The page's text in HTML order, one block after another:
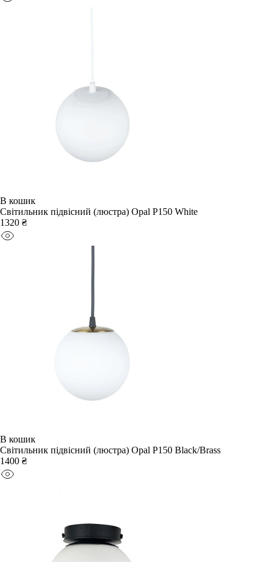
В кошик
Світильник підвісний (люстра) Opal P150 White
1320 ₴
В кошик
Світильник підвісний (люстра) Opal P150 Black/Brass
1400 ₴